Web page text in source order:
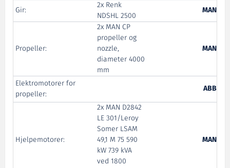
Gir:
2x Renk
NDSHL 2500
MAN
Propeller:
2x MAN CP
propeller og
nozzle,
diameter 4000
mm
MAN
Elektromotorer for
propeller:
ABB
Hjelpemotorer:
2x MAN D2842
LE 301/Leroy
Somer LSAM
49,1 M 75 590
kW 739 kVA
ved 1800
MAN